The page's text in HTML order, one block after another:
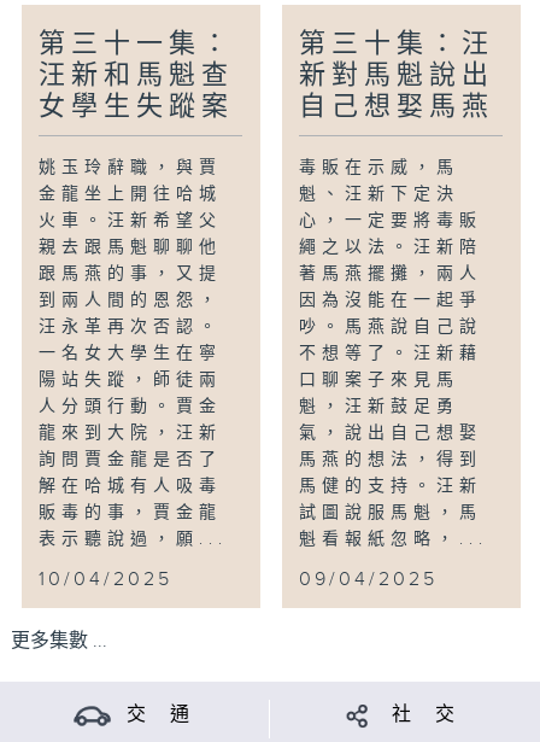
第三十一集：
汪新和馬魁查
女學生失蹤案
姚玉玲辭職，與賈
金龍坐上開往哈城
火車。汪新希望父
親去跟馬魁聊聊他
跟馬燕的事，又提
到兩人間的恩怨，
汪永革再次否認。
一名女大學生在寧
陽站失蹤，師徒兩
人分頭行動。賈金
龍來到大院，汪新
詢問賈金龍是否了
解在哈城有人吸毒
販毒的事，賈金龍
表示聽說過，願...
10/04/2025
第三十集：汪
新對馬魁說出
自己想娶馬燕
毒販在示威，馬
魁、汪新下定決
心，一定要將毒販
繩之以法。汪新陪
著馬燕擺攤，兩人
因為沒能在一起爭
吵。馬燕說自己說
不想等了。汪新藉
口聊案子來見馬
魁，汪新鼓足勇
氣，說出自己想娶
馬燕的想法，得到
馬健的支持。汪新
試圖說服馬魁，馬
魁看報紙忽略，...
09/04/2025
更多集數 ...
交 通 社 交